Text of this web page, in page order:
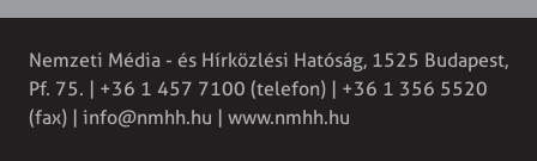
Nemzeti Média - és Hírközlési Hatóság, 1525 Budapest,
Pf. 75. | +36 1 457 7100 (telefon) | +36 1 356 5520
(fax) | info@nmhh.hu | www.nmhh.hu